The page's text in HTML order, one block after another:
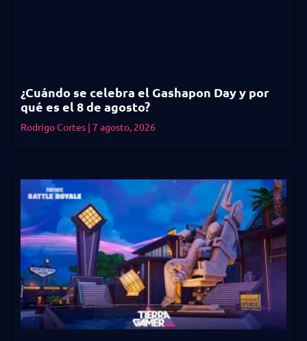
¿Cuándo se celebra el Gashapon Day y por
qué es el 8 de agosto?
Rodrigo Cortes 7 agosto, 2026